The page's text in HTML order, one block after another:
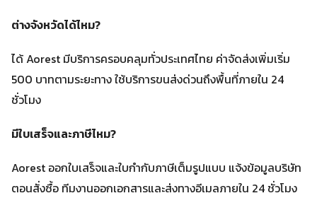
ต่างจังหวัดได้ไหม?
ได้ Aorest มีบริการครอบคลุมทั่วประเทศไทย ค่าจัดส่งเพิ่มเริ่ม
500 บาทตามระยะทาง ใช้บริการขนส่งด่วนถึงพื้นที่ภายใน 24
ชั่วโมง
มีใบเสร็จและภาษีไหม?
Aorest ออกใบเสร็จและใบกำกับภาษีเต็มรูปแบบ แจ้งข้อมูลบริษัท
ตอนสั่งซื้อ ทีมงานออกเอกสารและส่งทางอีเมลภายใน 24 ชั่วโมง